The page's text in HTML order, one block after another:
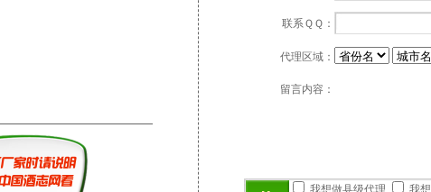
联系ＱＱ：
代理区域：
留言内容：
我想做县级代理
我